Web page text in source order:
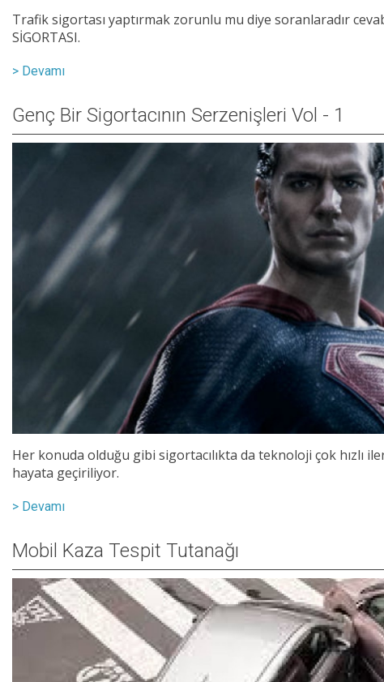
Trafik sigortası yaptırmak zorunlu mu diye soranlaradır
SİGORTASI.
> Devamı
Genç Bir Sigortacının Serzenişleri Vol - 1
Her konuda olduğu gibi sigortacılıkta da teknoloji çok hızlı
hayata geçiriliyor.
> Devamı
Mobil Kaza Tespit Tutanağı